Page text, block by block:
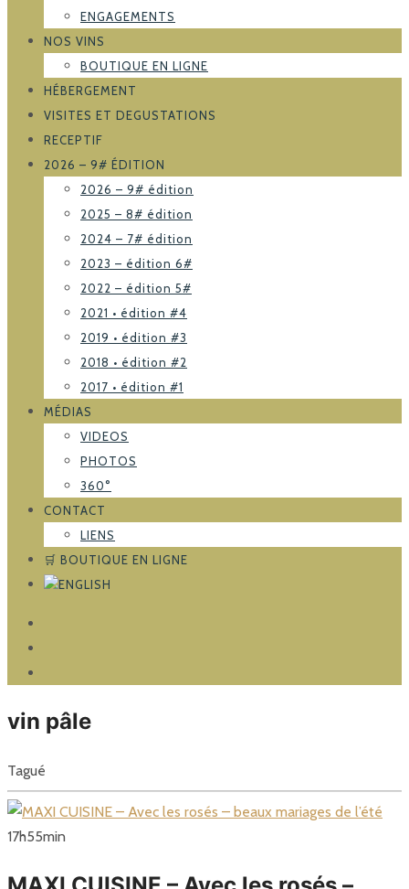
ENGAGEMENTS
NOS VINS
BOUTIQUE EN LIGNE
HÉBERGEMENT
VISITES ET DEGUSTATIONS
RECEPTIF
2026 – 9# ÉDITION
2026 – 9# édition
2025 – 8# édition
2024 – 7# édition
2023 – édition 6#
2022 – édition 5#
2021 • édition #4
2019 • édition #3
2018 • édition #2
2017 • édition #1
MÉDIAS
VIDEOS
PHOTOS
360°
CONTACT
LIENS
🛒 BOUTIQUE EN LIGNE
vin pâle
Tagué
17h55min